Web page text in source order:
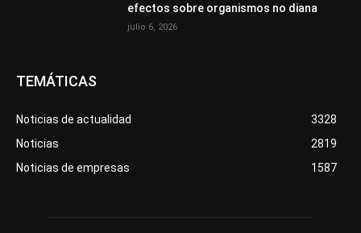
efectos sobre organismos no diana
julio 6, 2026
TEMÁTICAS
Noticias de actualidad
3328
Noticias
2819
Noticias de empresas
1587